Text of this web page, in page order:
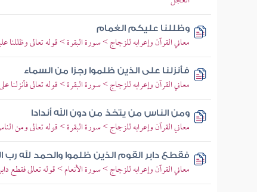
وظللنا عليكم الغمام
معاني القرآن وإعرابه للزجاج > سورة البقرة > قوله تعالى وظللنا
فأنزلنا على الذين ظلموا رجزا من السماء
معاني القرآن وإعرابه للزجاج > سورة البقرة > قوله تعالى فأنزلنا
ومن الناس من يتخذ من دون الله أندادا
معاني القرآن وإعرابه للزجاج > سورة البقرة > قوله تعالى ومن
فقطع دابر القوم الذين ظلموا والحمد لله رب
معاني القرآن وإعرابه للزجاج > سورة الأنعام > قوله تعالى فقطع